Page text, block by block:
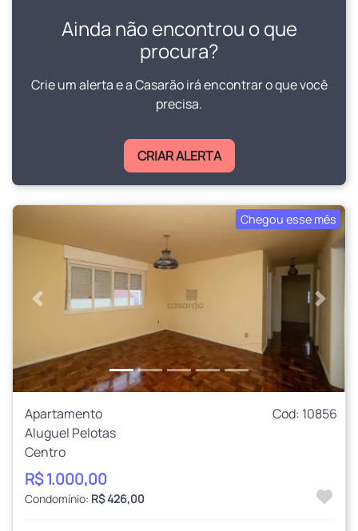
Ainda não encontrou o que
procura?
Crie um alerta e a Casarão irá encontrar o que você
precisa.
CRIAR ALERTA
Chegou esse mês
Anterior
Apartamento
Cod: 10856
Aluguel Pelotas
Centro
R$ 1.000,00
Condomínio: R$ 426,00